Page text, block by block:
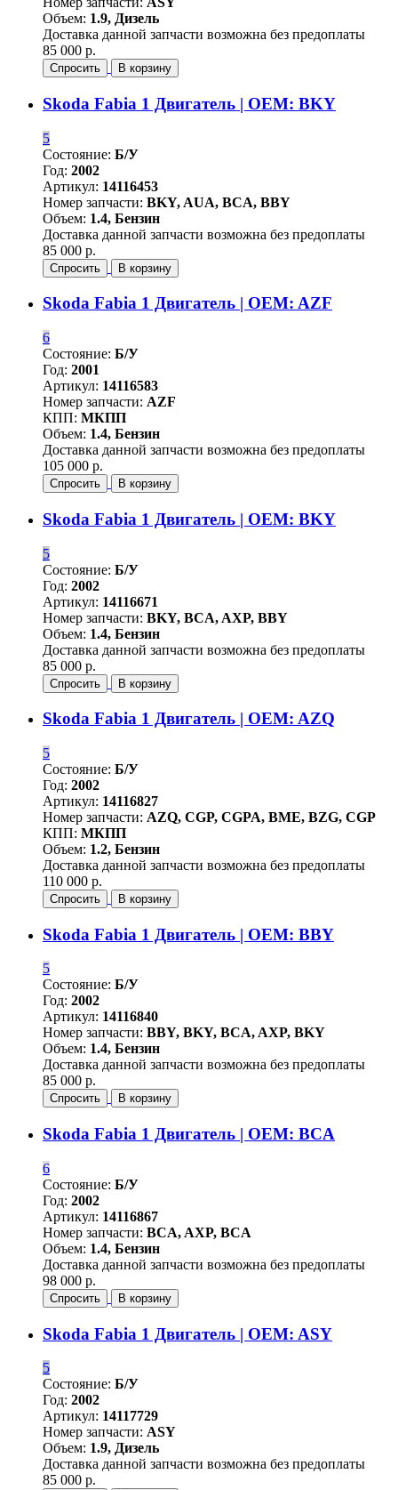
Объем: 1.9, Дизель
Доставка данной запчасти возможна без предоплаты
85 000 р.
Спросить В корзину
Skoda Fabia 1 Двигатель | OEM: BKY
5
Состояние: Б/У
Год: 2002
Артикул: 14116453
Номер запчасти: BKY, AUA, BCA, BBY
Объем: 1.4, Бензин
Доставка данной запчасти возможна без предоплаты
85 000 р.
Спросить В корзину
Skoda Fabia 1 Двигатель | OEM: AZF
6
Состояние: Б/У
Год: 2001
Артикул: 14116583
Номер запчасти: AZF
КПП: МКПП
Объем: 1.4, Бензин
Доставка данной запчасти возможна без предоплаты
105 000 р.
Спросить В корзину
Skoda Fabia 1 Двигатель | OEM: BKY
5
Состояние: Б/У
Год: 2002
Артикул: 14116671
Номер запчасти: BKY, BCA, AXP, BBY
Объем: 1.4, Бензин
Доставка данной запчасти возможна без предоплаты
85 000 р.
Спросить В корзину
Skoda Fabia 1 Двигатель | OEM: AZQ
5
Состояние: Б/У
Год: 2002
Артикул: 14116827
Номер запчасти: AZQ, CGP, CGPA, BME, BZG, CGP
КПП: МКПП
Объем: 1.2, Бензин
Доставка данной запчасти возможна без предоплаты
110 000 р.
Спросить В корзину
Skoda Fabia 1 Двигатель | OEM: BBY
5
Состояние: Б/У
Год: 2002
Артикул: 14116840
Номер запчасти: BBY, BKY, BCA, AXP, BKY
Объем: 1.4, Бензин
Доставка данной запчасти возможна без предоплаты
85 000 р.
Спросить В корзину
Skoda Fabia 1 Двигатель | OEM: BCA
6
Состояние: Б/У
Год: 2002
Артикул: 14116867
Номер запчасти: BCA, AXP, BCA
Объем: 1.4, Бензин
Доставка данной запчасти возможна без предоплаты
98 000 р.
Спросить В корзину
Skoda Fabia 1 Двигатель | OEM: ASY
5
Состояние: Б/У
Год: 2002
Артикул: 14117729
Номер запчасти: ASY
Объем: 1.9, Дизель
Доставка данной запчасти возможна без предоплаты
85 000 р.